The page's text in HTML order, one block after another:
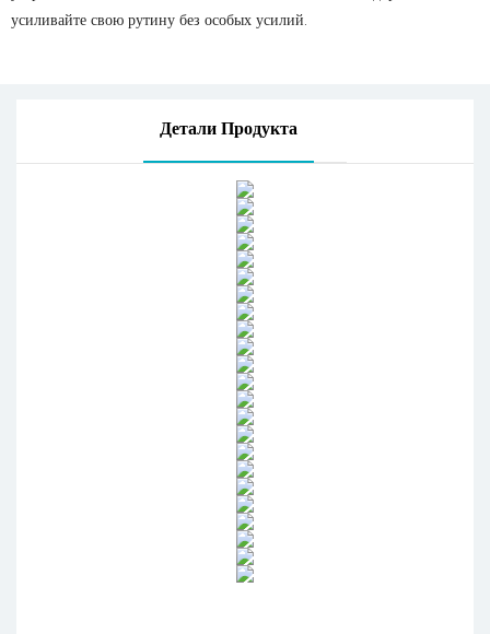
усиливайте свою рутину без особых усилий.
Детали Продукта